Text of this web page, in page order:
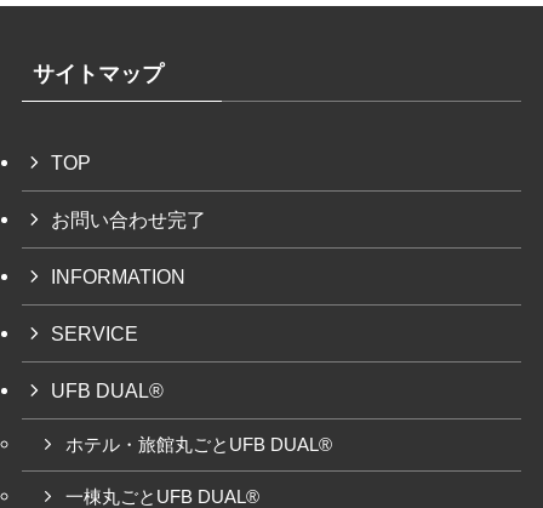
サイトマップ
TOP
お問い合わせ完了
INFORMATION
SERVICE
UFB DUAL®
ホテル・旅館丸ごとUFB DUAL®
一棟丸ごとUFB DUAL®